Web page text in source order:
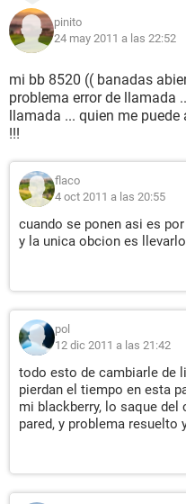
pinito
24 may 2011 a las 22:52
mi bb 8520 (( banadas
problema error de llamada
llamada ... quien me
!!!
flaco
4 oct 2011 a las 20:55
cuando se ponen asi es
y la unica obcion es
pol
12 dic 2011 a las 21:42
todo esto de cambiarle de
pierdan el tiempo en esta
mi blackberry, lo saque
pared, y problema resuelto